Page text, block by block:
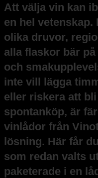
Att välja vin kan
en hel
olika druvor,
alla flaskor bär
och
inte vill lägga
eller riskera att
spontanköp, är
vinlådor från
lösning. Här får
som redan valts
paketerade i en